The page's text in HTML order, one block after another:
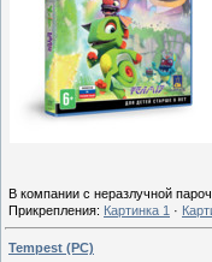
В компании с неразлучной
Прикрепления: Картинка 1 ·
Tempest (PC)